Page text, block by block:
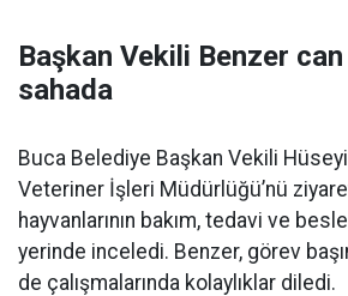
Başkan Vekili Benzer
sahada
Buca Belediye Başkan Vekili
Veteriner İşleri Müdürlüğü’nü
hayvanlarının bakım, tedavi ve
yerinde inceledi. Benzer, görev
de çalışmalarında kolaylıklar diledi.